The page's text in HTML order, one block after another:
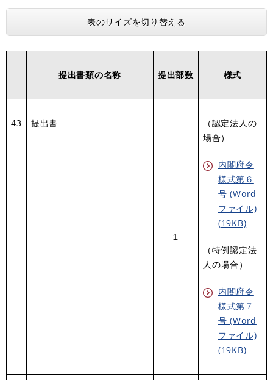
表のサイズを切り替える
提出書類の名称 提出部数 様式
43 提出書
１
（認定法人の
場合）
内閣府令
様式第６
号 (Word
ファイル)
(19KB)
（特例認定法
人の場合）
内閣府令
様式第７
号 (Word
ファイル)
(19KB)